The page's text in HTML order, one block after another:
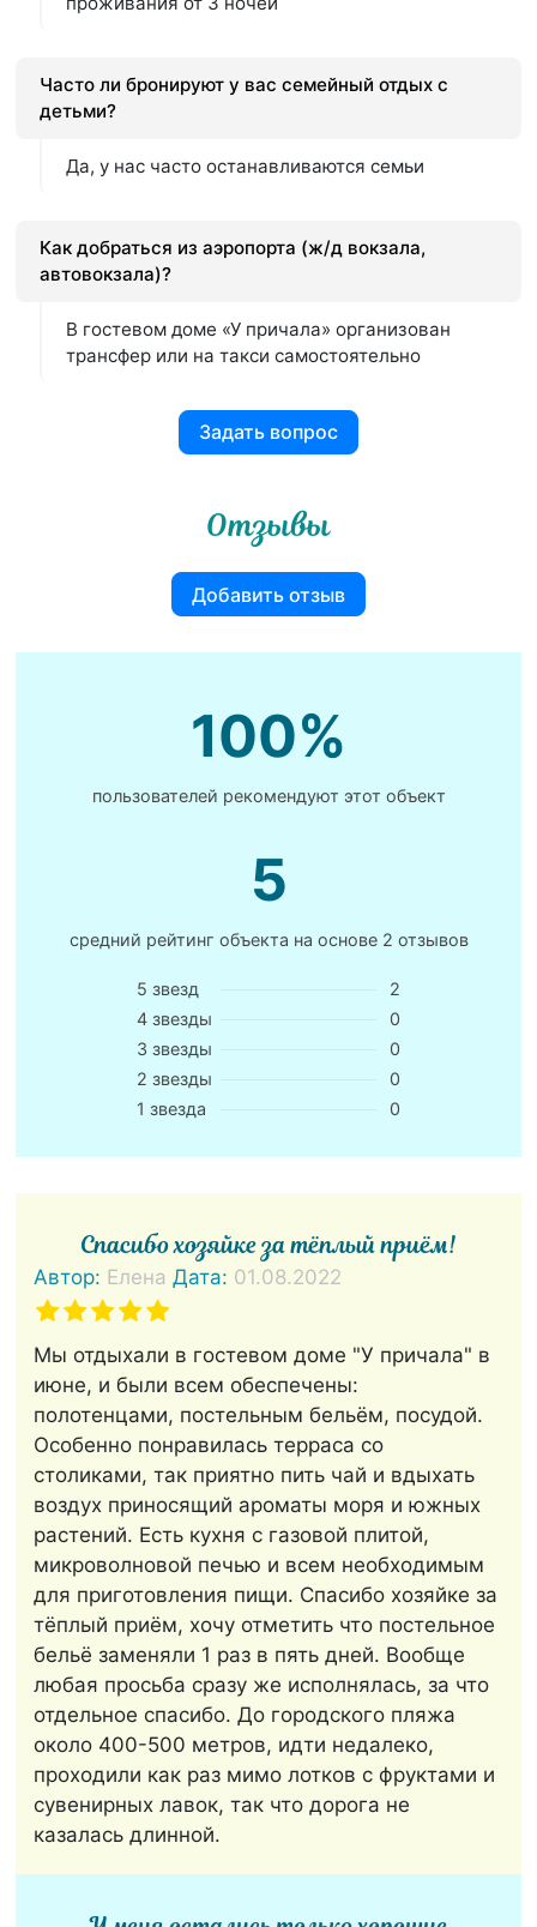
Часто ли бронируют у вас семейный отдых с
детьми?
Да, у нас часто останавливаются семьи
Как добраться из аэропорта (ж/д вокзала,
автовокзала)?
В гостевом доме «У причала» организован
трансфер или на такси самостоятельно
Задать вопрос
Отзывы
Добавить отзыв
100%
пользователей рекомендуют этот объект
5
средний рейтинг объекта на основе 2 отзывов
5 звезд
2
4 звезды
0
3 звезды
0
2 звезды
0
1 звезда
0
Спасибо хозяйке за тёплый приём!
Автор: Елена Дата: 01.08.2022
Мы отдыхали в гостевом доме "У причала" в
июне, и были всем обеспечены:
полотенцами, постельным бельём, посудой.
Особенно понравилась терраса со
столиками, так приятно пить чай и вдыхать
воздух приносящий ароматы моря и южных
растений. Есть кухня с газовой плитой,
микроволновой печью и всем необходимым
для приготовления пищи. Спасибо хозяйке за
тёплый приём, хочу отметить что постельное
бельё заменяли 1 раз в пять дней. Вообще
любая просьба сразу же исполнялась, за что
отдельное спасибо. До городского пляжа
около 400-500 метров, идти недалеко,
проходили как раз мимо лотков с фруктами и
сувенирных лавок, так что дорога не
казалась длинной.